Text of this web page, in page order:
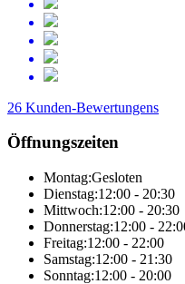
26 Kunden-Bewertungens
Öffnungszeiten
Montag:Gesloten
Dienstag:12:00 - 20:30
Mittwoch:12:00 - 20:30
Donnerstag:12:00 -
Freitag:12:00 - 22:00
Samstag:12:00 - 21:30
Sonntag:12:00 - 20:00